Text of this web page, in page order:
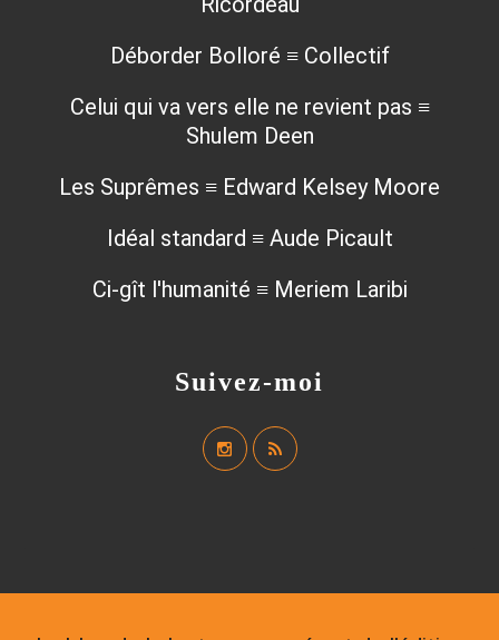
Suivez-moi
Déborder Bolloré ≡ Collectif
Celui qui va vers elle ne revient pas ≡
Shulem Deen
Les Suprêmes ≡ Edward Kelsey Moore
Idéal standard ≡ Aude Picault
Ci-gît l'humanité ≡ Meriem Laribi